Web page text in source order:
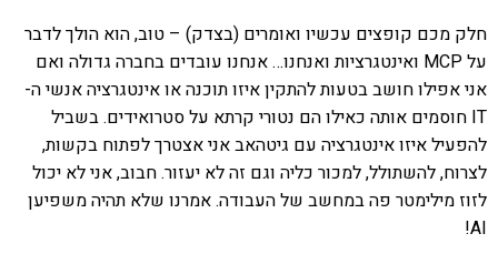
חלק מכם קופצים עכשיו ואומרים (בצדק) – טוב, הוא הולך לדבר
על MCP ואינטגרציות ואנחנו… אנחנו עובדים בחברה גדולה ואם
אני אפילו חושב בטעות להתקין איזו תוכנה או אינטגרציה אנשי ה-
IT חוסמים אותה כאילו הם נטורי קרתא על סטרואידים. בשביל
להפעיל איזו אינטגרציה עם גיטהאב אני אצטרך לפתוח בקשות,
לצרוח, להשתולל, למכור כליה וגם זה לא יעזור. חבוב, אני לא יכול
לזוז מילימטר פה במחשב של העבודה. אמרנו שלא תהיה משפיען
AI!